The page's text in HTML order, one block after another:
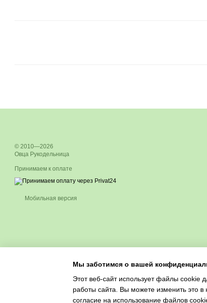
© 2010—2026
Овца Рукодельница
Принимаем к оплате
Мобильная версия
Мы заботимся о вашей
Этот веб-сайт использует файлы cookie
работы сайта. Вы можете изменить это в
согласие на использование файлов